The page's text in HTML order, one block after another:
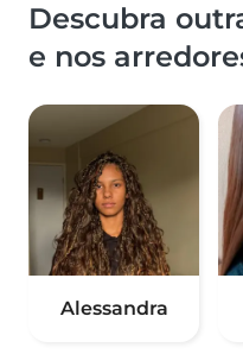
Descubra
e nos
Alessandra